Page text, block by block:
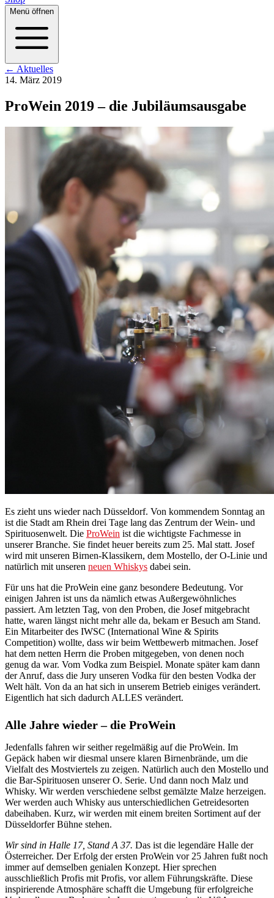
Menü öffnen
← Aktuelles
14. März 2019
ProWein 2019 – die Jubiläumsausgabe
Es zieht uns wieder nach Düsseldorf. Von kommendem Sonntag an
ist die Stadt am Rhein drei Tage lang das Zentrum der Wein- und
Spirituosenwelt. Die ProWein ist die wichtigste Fachmesse in
unserer Branche. Sie findet heuer bereits zum 25. Mal statt. Josef
wird mit unseren Birnen-Klassikern, dem Mostello, der O-Linie und
natürlich mit unseren neuen Whiskys dabei sein.
Für uns hat die ProWein eine ganz besondere Bedeutung. Vor
einigen Jahren ist uns da nämlich etwas Außergewöhnliches
passiert. Am letzten Tag, von den Proben, die Josef mitgebracht
hatte, waren längst nicht mehr alle da, bekam er Besuch am Stand.
Ein Mitarbeiter des IWSC (International Wine & Spirits
Competition) wollte, dass wir beim Wettbewerb mitmachen. Josef
hat dem netten Herrn die Proben mitgegeben, von denen noch
genug da war. Vom Vodka zum Beispiel. Monate später kam dann
der Anruf, dass die Jury unseren Vodka für den besten Vodka der
Welt hält. Von da an hat sich in unserem Betrieb einiges verändert.
Eigentlich hat sich dadurch ALLES verändert.
Alle Jahre wieder – die ProWein
Jedenfalls fahren wir seither regelmäßig auf die ProWein. Im
Gepäck haben wir diesmal unsere klaren Birnenbrände, um die
Vielfalt des Mostviertels zu zeigen. Natürlich auch den Mostello und
die Bar-Spirituosen unserer O. Serie. Und dann noch Malz und
Whisky. Wir werden verschiedene selbst gemälzte Malze herzeigen.
Wer werden auch Whisky aus unterschiedlichen Getreidesorten
dabeihaben. Kurz, wir werden mit einem breiten Sortiment auf der
Düsseldorfer Bühne stehen.
Wir sind in Halle 17, Stand A 37. Das ist die legendäre Halle der
Österreicher. Der Erfolg der ersten ProWein vor 25 Jahren fußt noch
immer auf demselben genialen Konzept. Hier sprechen
ausschließlich Profis mit Profis, vor allem Führungskräfte. Diese
inspirierende Atmosphäre schafft die Umgebung für erfolgreiche